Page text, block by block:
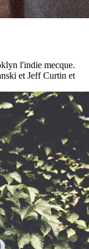
l'indie mecque.
et Jeff Curtin et